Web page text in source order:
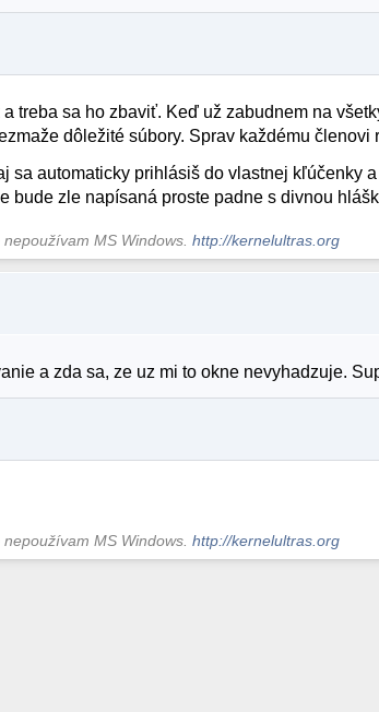
treba sa ho zbaviť. Keď už zabudnem na
dôležité súbory. Sprav každému členovi
sa automaticky prihlásiš do vlastnej kľúčenky
bude zle napísaná proste padne s divnou
MS Windows.http://kernelultras.org
a zda sa, ze uz mi to okne nevyhadzuje.
MS Windows.http://kernelultras.org